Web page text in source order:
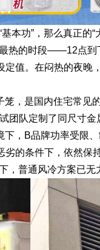
本功”，那么真正的
热的时段——12点
值。在闷热的夜晚
笼，是国内住宅常见
队定制了同尺寸
，B品牌功率受限
的条件下，依然保
普通风冷方案已无